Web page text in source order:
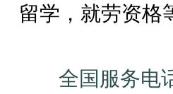
留学，就劳资格
全国服务电